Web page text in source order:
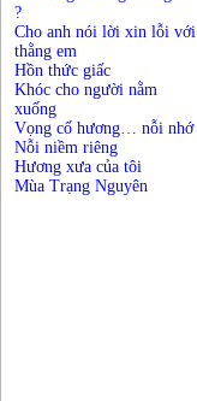
?
Cho anh nói lời xin lỗi với
thằng em
Hồn thức giấc
Khóc cho người nằm
xuống
Vọng cố hương… nỗi nhớ
Nỗi niềm riêng
Hương xưa của tôi
Mùa Trạng Nguyên